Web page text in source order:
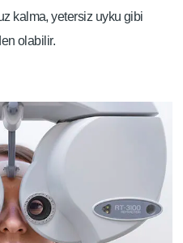
kalma, yetersiz uyku gibi
olabilir.